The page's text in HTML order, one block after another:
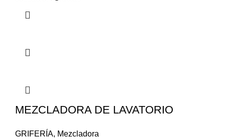
MEZCLADORA DE LAVATORIO
GRIFERÍA, Mezcladora